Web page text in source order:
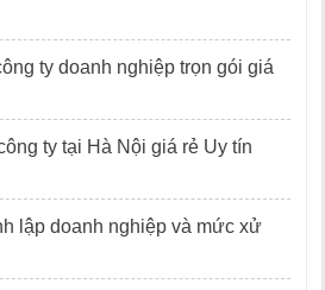
ty doanh nghiệp trọn gói giá
ty tại Hà Nội giá rẻ Uy tín
lập doanh nghiệp và mức xử